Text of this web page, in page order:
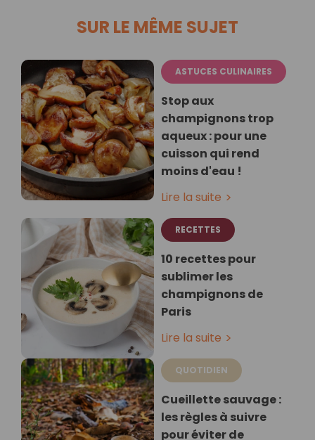
SUR LE MÊME SUJET
ASTUCES CULINAIRES
Stop aux
champignons trop
aqueux : pour une
cuisson qui rend
moins d'eau !
Lire la suite
RECETTES
10 recettes pour
sublimer les
champignons de
Paris
Lire la suite
QUOTIDIEN
Cueillette sauvage :
les règles à suivre
pour éviter de